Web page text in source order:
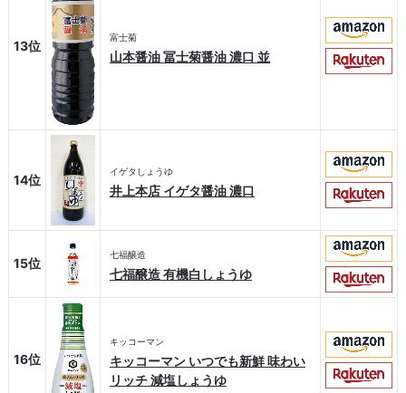
13位
富士菊
山本醤油 冨士菊醤油 濃口 並
14位
イゲタしょうゆ
井上本店 イゲタ醤油 濃口
15位
七福醸造
七福醸造 有機白しょうゆ
16位
キッコーマン
キッコーマン いつでも新鮮 味わい
リッチ 減塩しょうゆ